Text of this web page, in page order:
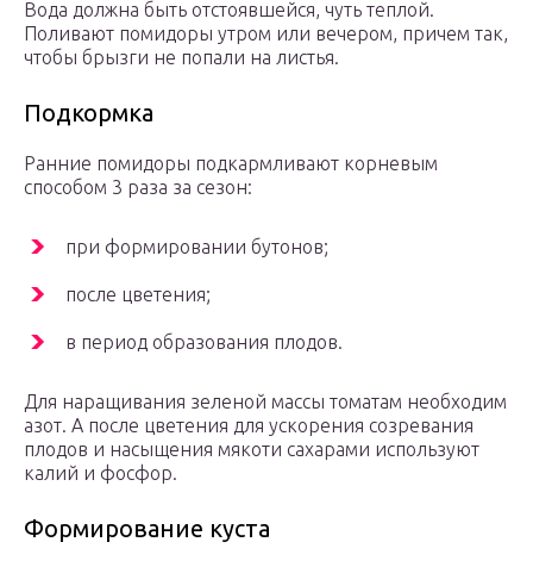
Вода должна быть отстоявшейся, чуть теплой.
Поливают помидоры утром или вечером, причем так,
чтобы брызги не попали на листья.
Подкормка
Ранние помидоры подкармливают корневым
способом 3 раза за сезон:
при формировании бутонов;
после цветения;
в период образования плодов.
Для наращивания зеленой массы томатам необходим
азот. А после цветения для ускорения созревания
плодов и насыщения мякоти сахарами используют
калий и фосфор.
Формирование куста